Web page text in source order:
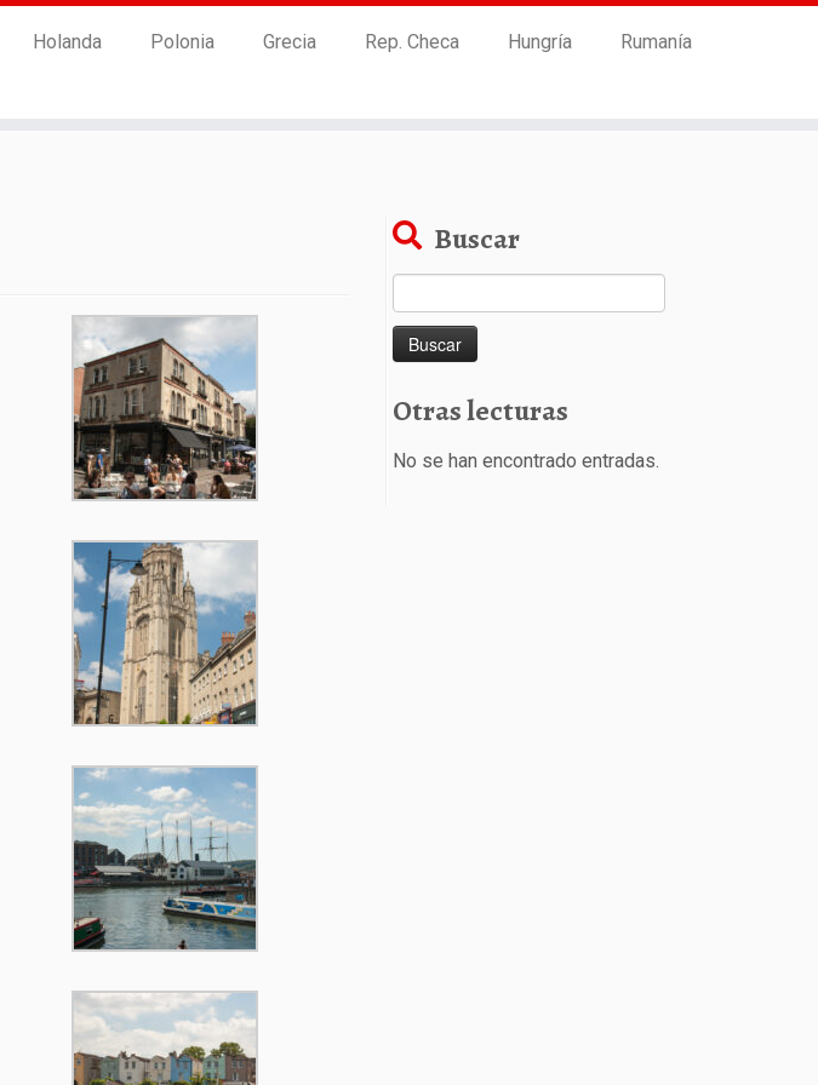
Holanda Polonia Grecia Rep. Checa Hungría
Rumanía
Buscar
Otras lecturas
No se han encontrado entradas.